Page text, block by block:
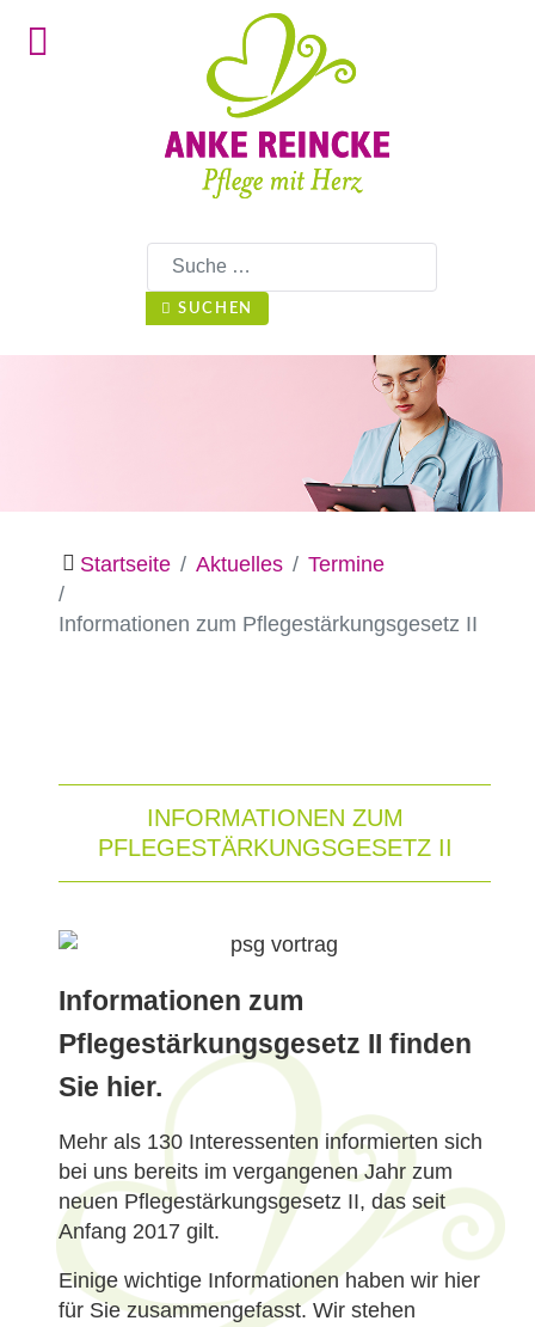
Suchen
SUCHEN
Startseite Aktuelles Termine
Informationen zum Pflegestärkungsgesetz II
INFORMATIONEN ZUM
PFLEGESTÄRKUNGSGESETZ II
Informationen zum
Pflegestärkungsgesetz II finden
Sie hier.
Mehr als 130 Interessenten informierten sich
bei uns bereits im vergangenen Jahr zum
neuen Pflegestärkungsgesetz II, das seit
Anfang 2017 gilt.
Einige wichtige Informationen haben wir hier
für Sie zusammengefasst. Wir stehen